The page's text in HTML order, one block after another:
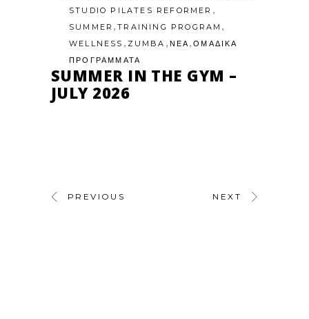
STUDIO PILATES REFORMER ,
SUMMER ,TRAINING PROGRAM ,
WELLNESS , ZUMBA , ΝΕΑ,ΟΜΑΔΙΚΑ
ΠΡΟΓΡΑΜΜΑΤΑ
SUMMER IN THE GYM –
JULY 2026
PREVIOUS NEXT